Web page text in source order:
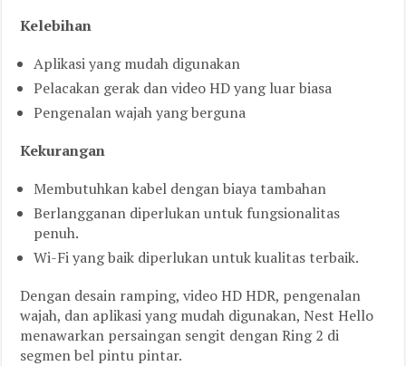
Kelebihan
Aplikasi yang mudah digunakan
Pelacakan gerak dan video HD yang luar biasa
Pengenalan wajah yang berguna
Kekurangan
Membutuhkan kabel dengan biaya tambahan
Berlangganan diperlukan untuk fungsionalitas
penuh.
Wi-Fi yang baik diperlukan untuk kualitas terbaik.
Dengan desain ramping, video HD HDR, pengenalan
wajah, dan aplikasi yang mudah digunakan, Nest Hello
menawarkan persaingan sengit dengan Ring 2 di
segmen bel pintu pintar.